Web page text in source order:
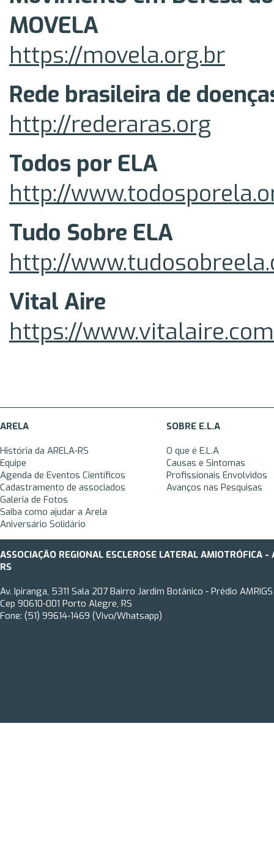
MOVELA
https://movela.org.br
Rede brasileira de
http://rederaras.org
Todos por ELA
http://
Tudo Sobre ELA
http://
Vital Aire
https://
ARELA
História da ARELA-RS
Equipe
Agenda de Eventos Científicos
Cadastramento de associados
Galeria de Fotos
Saiba como ajudar a Arela
Aniversário Solidário
SOBRE E.L.A
O que é E.L.A
Causas e Sintomas
Profissionais Envolvidos
Avanços nas Pesquisas
ASSOCIAÇÃO REGIONAL ESCLEROSE LATERAL AMIOTRÓFICA -
RS
Av. Ipiranga, 5311 Sala 207 Bairro Jardim Botânico - Prédio AMRIGS
Cep 90610-001 Porto Alegre, RS
Fone: (51) 99614-1469 (Vivo/Whatsapp)